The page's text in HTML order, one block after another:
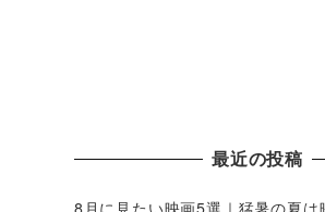
最近の投稿